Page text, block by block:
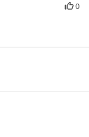
0